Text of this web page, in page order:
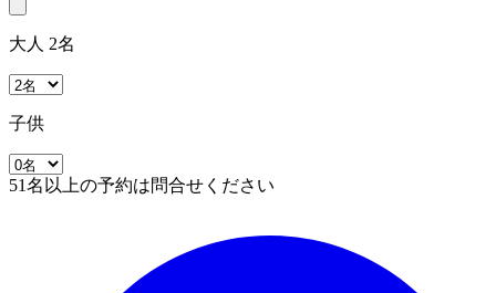
大人 2名
子供
51名以上の予約は問合せください